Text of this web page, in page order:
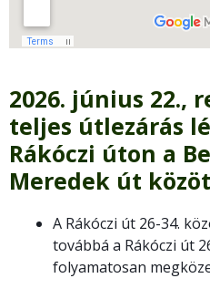
2026. június 22.,
teljes útlezárás
Rákóczi úton a
Meredek út
A Rákóczi út 26-34.
továbbá a Rákóczi út
folyamatosan